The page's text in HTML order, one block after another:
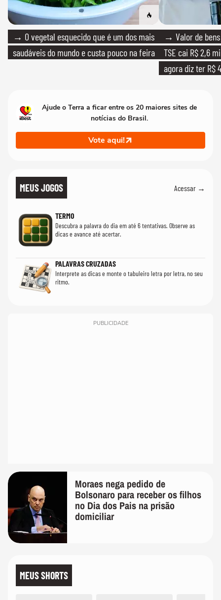
→ O vegetal esquecido que é um dos mais
saudáveis do mundo e custa pouco na feira
→ Valor de
TSE cai R$ 2,6
agora diz ter R$
Ajude o Terra a ficar entre os 20 maiores sites de
notícias do Brasil.
Vote aqui!
MEUS JOGOS Acessar →
TERMO
Descubra a palavra do dia em até 6 tentativas. Observe as
dicas e avance até acertar.
PALAVRAS CRUZADAS
Interprete as dicas e monte o tabuleiro letra por letra, no seu
ritmo.
PUBLICIDADE
Moraes nega pedido de
Bolsonaro para receber os filhos
no Dia dos Pais na prisão
domiciliar
MEUS SHORTS